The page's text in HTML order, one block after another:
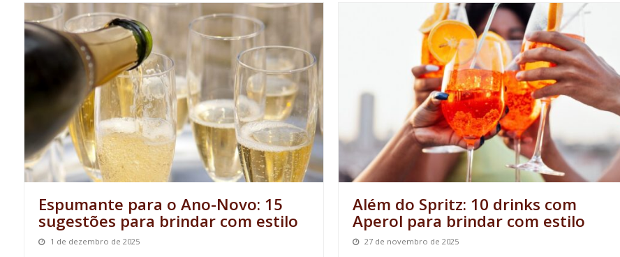
Espumante para o Ano-Novo: 15
sugestões para brindar com estilo
1 de dezembro de 2025
Além do Spritz: 10 drinks com
Aperol para brindar com estilo
27 de novembro de 2025